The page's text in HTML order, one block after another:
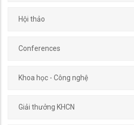
Hội thảo
Conferences
Khoa học - Công nghệ
Giải thưởng KHCN